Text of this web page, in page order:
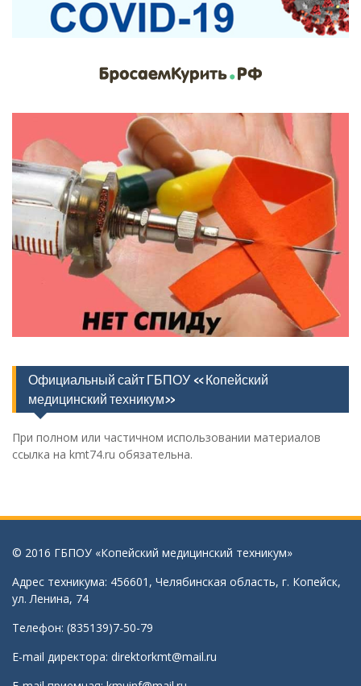
Официальный сайт ГБПОУ «Копейский
медицинский техникум»
При полном или частичном использовании материалов
ссылка на kmt74.ru обязательна.
© 2016 ГБПОУ «Копейский медицинский техникум»
Адрес техникума: 456601, Челябинская область, г. Копейск,
ул. Ленина, 74
Телефон: (835139)7-50-79
E-mail директора: direktorkmt@mail.ru